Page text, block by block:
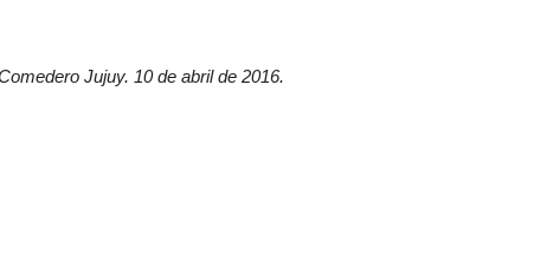
Jujuy. 10 de abril de 2016.